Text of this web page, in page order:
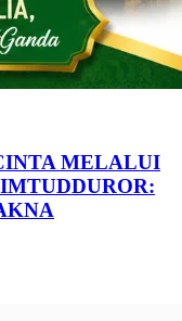
MELALUI